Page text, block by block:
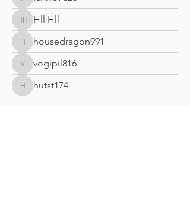
faxivo7826
Hll HllHll Hll
housedragon991
housedragon991
vogipil816
vogipil816
hutst174
hutst174